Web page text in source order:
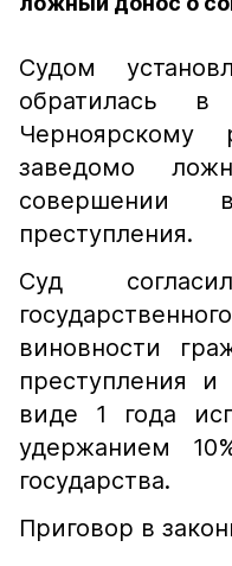
Судом
обратилась
заведомо
совершении
преступления.
Суд
виновности
преступления и
виде 1 года
удержанием
государства.
Приговор в